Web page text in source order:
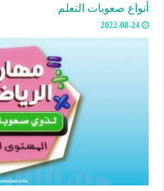
أنواع صعوبات التعلم
2022-08-24